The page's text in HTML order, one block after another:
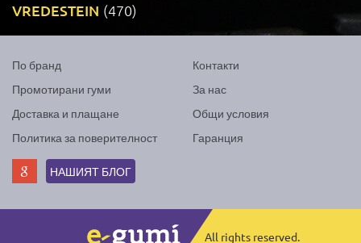
VREDESTEIN (470)
По бранд
Промотирани гуми
Доставка и плащане
Политика за поверителност
Контакти
За нас
Общи условия
Гаранция
НАШИЯТ БЛОГ
All rights reserved.